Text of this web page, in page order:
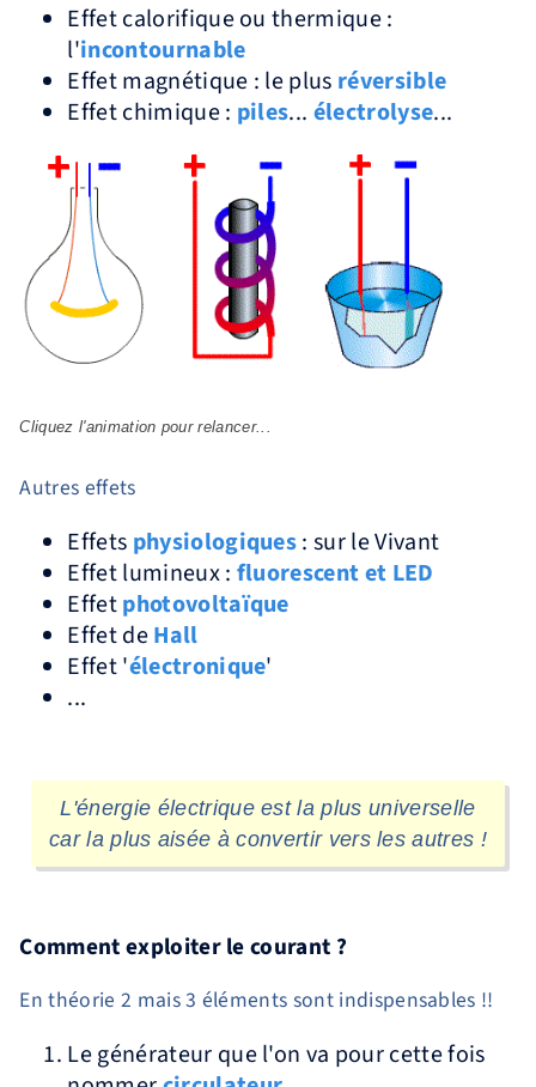
Effet calorifique ou thermique :
l'incontournable
Effet magnétique : le plus réversible
Effet chimique : piles... électrolyse...
Cliquez l'animation pour relancer...
Autres effets
Effets physiologiques: sur le Vivant
Effet lumineux : fluorescent et LED
Effetphotovoltaïque
Effet deHall
Effet 'électronique'
...
L'énergie électrique est la plus universelle
car la plus aisée à convertir vers les autres !
Comment exploiter le courant ?
En théorie 2 mais 3 éléments sont indispensables !!
Le générateur que l'on va pour cette fois